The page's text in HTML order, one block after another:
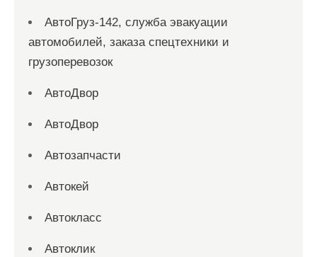
АвтоГруз-142, служба эвакуации
автомобилей, заказа спецтехники и
грузоперевозок
АвтоДвор
АвтоДвор
Автозапчасти
Автокей
Автокласс
Автоклик